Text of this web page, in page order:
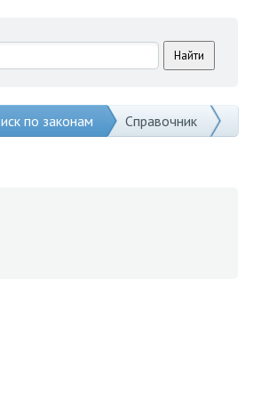
по законам Справочник